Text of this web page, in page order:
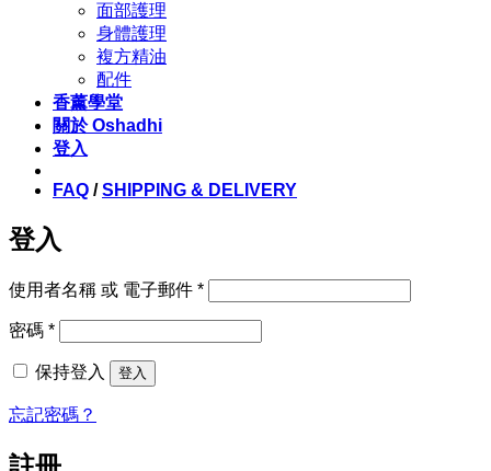
面部護理
身體護理
複方精油
配件
香薰學堂
關於 Oshadhi
登入
FAQ /SHIPPING & DELIVERY
登入
使用者名稱 或 電子郵件 *必
密碼 *必
保持登入
登入
忘記密碼？